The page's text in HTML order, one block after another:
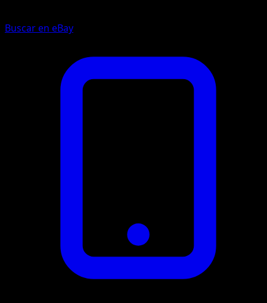
Buscar en eBay